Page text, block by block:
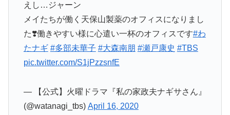
えし…ジャーン
メイたちが働く天保山製薬のオフィスになりまし
た❣️働きやすい様に心遣い一杯のオフィスです#わ
たナギ #多部未華子 #大森南朋 #瀬戸康史 #TBS
pic.twitter.com/S1jPzzsnfE
— 【公式】火曜ドラマ『私の家政夫ナギサさん』
(@watanagi_tbs) April 16, 2020